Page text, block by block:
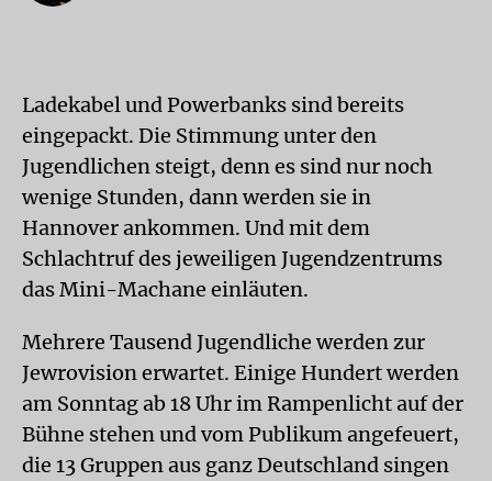
Ladekabel und Powerbanks sind bereits
eingepackt. Die Stimmung unter den
Jugendlichen steigt, denn es sind nur noch
wenige Stunden, dann werden sie in
Hannover ankommen. Und mit dem
Schlachtruf des jeweiligen Jugendzentrums
das Mini-Machane einläuten.
Mehrere Tausend Jugendliche werden zur
Jewrovision erwartet. Einige Hundert werden
am Sonntag ab 18 Uhr im Rampenlicht auf der
Bühne stehen und vom Publikum angefeuert,
die 13 Gruppen aus ganz Deutschland singen